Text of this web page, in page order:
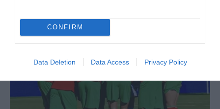
CONFIRM
Data Deletion Data Access Privacy Policy